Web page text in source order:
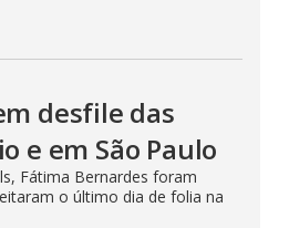
desfile das
e em São Paulo
Fátima Bernardes foram
o último dia de folia na